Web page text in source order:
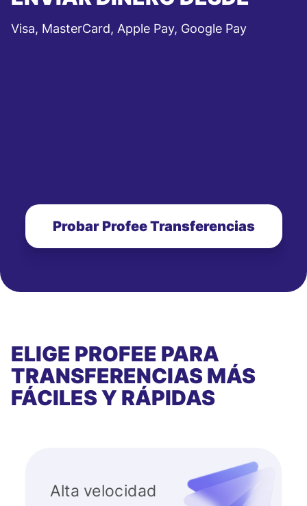
Visa, MasterCard, Apple Pay, Google Pay
Probar Profee Transferencias
ELIGE PROFEE PARA
TRANSFERENCIAS MÁS
FÁCILES Y RÁPIDAS
Alta velocidad